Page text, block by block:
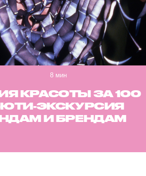
8 мин
КРАСОТЫ ЗА 100
ЭКСКУРСИЯ
И БРЕНДАМ